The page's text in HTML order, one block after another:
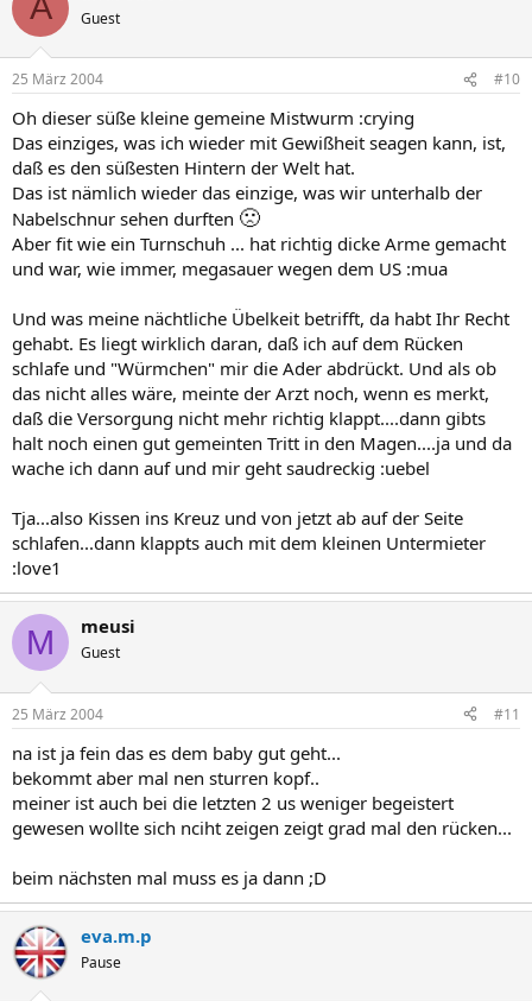
Guest
25 März 2004 #10
Oh dieser süße kleine gemeine Mistwurm :crying
Das einziges, was ich wieder mit Gewißheit seagen kann, ist,
daß es den süßesten Hintern der Welt hat.
Das ist nämlich wieder das einzige, was wir unterhalb der
Nabelschnur sehen durften 🙁
Aber fit wie ein Turnschuh ... hat richtig dicke Arme gemacht
und war, wie immer, megasauer wegen dem US :mua
Und was meine nächtliche Übelkeit betrifft, da habt Ihr Recht
gehabt. Es liegt wirklich daran, daß ich auf dem Rücken
schlafe und "Würmchen" mir die Ader abdrückt. Und als ob
das nicht alles wäre, meinte der Arzt noch, wenn es merkt,
daß die Versorgung nicht mehr richtig klappt....dann gibts
halt noch einen gut gemeinten Tritt in den Magen....ja und da
wache ich dann auf und mir geht saudreckig :uebel
Tja...also Kissen ins Kreuz und von jetzt ab auf der Seite
schlafen...dann klappts auch mit dem kleinen Untermieter
:love1
M meusi
Guest
25 März 2004 #11
na ist ja fein das es dem baby gut geht...
bekommt aber mal nen sturren kopf..
meiner ist auch bei die letzten 2 us weniger begeistert
gewesen wollte sich nciht zeigen zeigt grad mal den rücken...
beim nächsten mal muss es ja dann ;D
eva.m.p
Pause